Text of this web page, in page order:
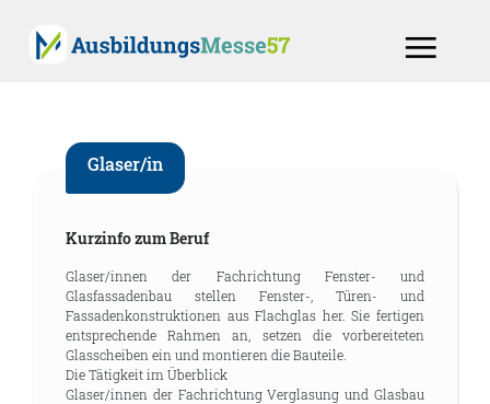
Glaser/in
Kurzinfo zum Beruf
Glaser/innen der Fachrichtung Fenster- und
Glasfassadenbau stellen Fenster-, Türen- und
Fassadenkonstruktionen aus Flachglas her. Sie fertigen
entsprechende Rahmen an, setzen die vorbereiteten
Glasscheiben ein und montieren die Bauteile.
Die Tätigkeit im Überblick
Glaser/innen der Fachrichtung Verglasung und Glasbau